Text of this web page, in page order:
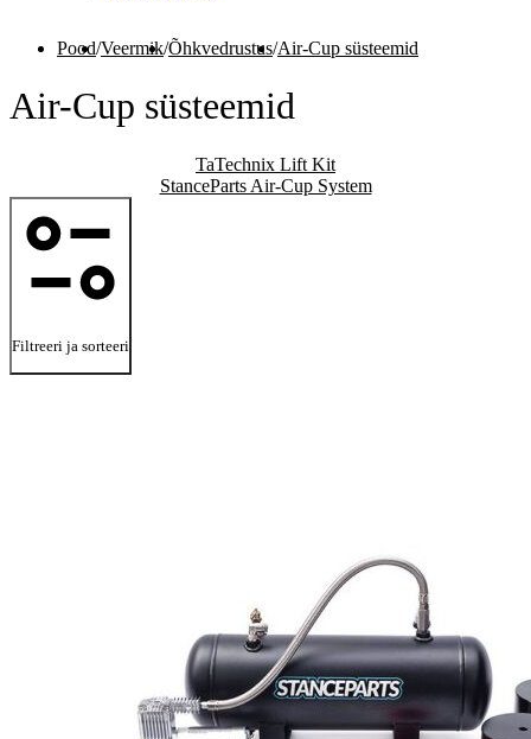
Pood/Veermik/Õhkvedrustus/Air-Cup süsteemid
Air-Cup süsteemid
TaTechnix Lift Kit
StanceParts Air-Cup System
Filtreeri ja sorteeri